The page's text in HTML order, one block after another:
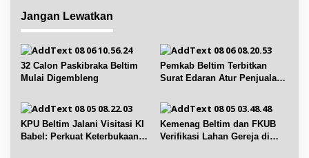
s
i
p
o
Jangan Lewatkan
32 Calon Paskibraka Beltim
Mulai Digembleng
Pemkab Beltim Terbitkan
Surat Edaran Atur Penjualan
KPU Beltim Jalani Visitasi KI
Babel: Perkuat Keterbukaan
Kemenag Beltim dan FKUB
Verifikasi Lahan Gereja di